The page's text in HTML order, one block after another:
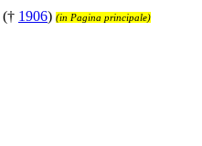
(† 1906) (in Pagina principale)